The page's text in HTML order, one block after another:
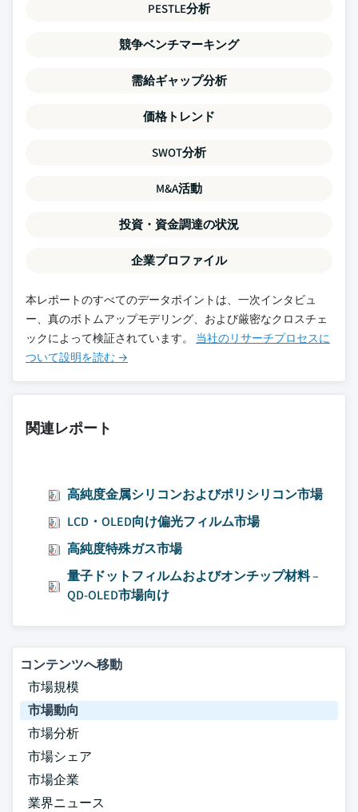
PESTLE分析
競争ベンチマーキング
需給ギャップ分析
価格トレンド
SWOT分析
M&A活動
投資・資金調達の状況
企業プロファイル
本レポートのすべてのデータポイントは、一次インタビュ
ー、真のボトムアップモデリング、および厳密なクロスチェ
ックによって検証されています。 当社のリサーチプロセスに
ついて設明を読む →
関連レポート
高純度金属シリコンおよびポリシリコン市場
LCD・OLED向け偏光フィルム市場
高純度特殊ガス市場
量子ドットフィルムおよびオンチップ材料 –
QD-OLED市場向け
コンテンツへ移動
市場規模
市場動向
市場分析
市場シェア
市場企業
業界ニュース